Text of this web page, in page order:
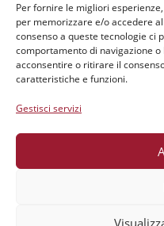
Per fornire le migliori
per memorizzare e/o accedere
consenso a queste tecnologie ci
comportamento di navigazione o
acconsentire o ritirare il
caratteristiche e funzioni.
Gestisci servizi
Cookie Policy (UE)
Privacy Policy
DONAZIONI